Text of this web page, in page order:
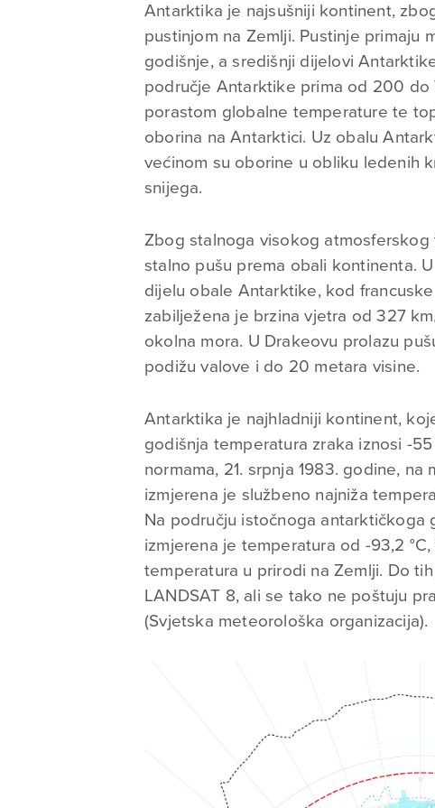
Antarktika je najsušniji kontinent,
pustinjom na Zemlji. Pustinje primaju
godišnje, a središnji dijelovi
područje Antarktike prima od 200 do
porastom globalne temperature te
oborina na Antarktici. Uz obalu
većinom su oborine u obliku ledenih
snijega.
Zbog stalnoga visokog
stalno pušu prema obali kontinenta.
dijelu obale Antarktike, kod
zabilježena je brzina vjetra od 327
okolna mora. U Drakeovu prolazu
podižu valove i do 20 metara visine.
Antarktika je najhladniji kontinent,
godišnja temperatura zraka iznosi -
normama, 21. srpnja 1983. godine,
izmjerena je službeno najniža
Na području istočnoga antarktičkoga
izmjerena je temperatura od -93,2
temperatura u prirodi na Zemlji. Do
LANDSAT 8, ali se tako ne poštuju
(Svjetska meteorološka organizacija).